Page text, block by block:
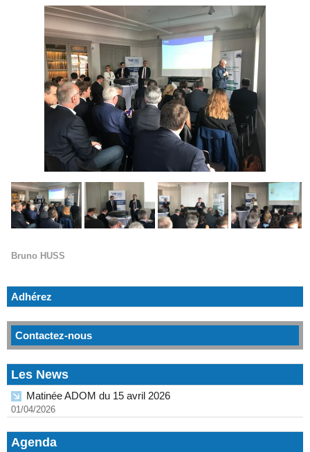
Bruno HUSS
Adhérez
Contactez-nous
Les News
Matinée ADOM du 15 avril 2026
01/04/2026
Agenda